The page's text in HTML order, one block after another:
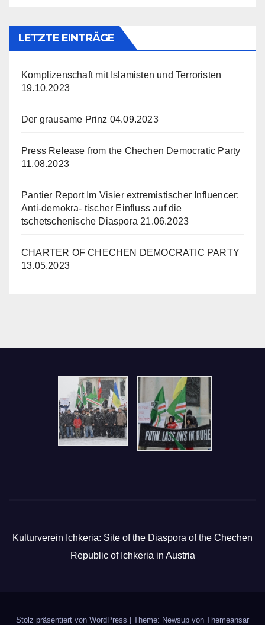
LETZTE EINTRÄGE
Komplizenschaft mit Islamisten und Terroristen
19.10.2023
Der grausame Prinz 04.09.2023
Press Release from the Chechen Democratic Party
11.08.2023
Pantier Report Im Visier extremistischer Influencer:
Anti-demokra- tischer Einfluss auf die
tschetschenische Diaspora 21.06.2023
CHARTER OF CHECHEN DEMOCRATIC PARTY
13.05.2023
Kulturverein Ichkeria: Site of the Diaspora of the Chechen
Republic of Ichkeria in Austria
Stolz präsentiert von WordPress Theme: Newsup von Themeansar